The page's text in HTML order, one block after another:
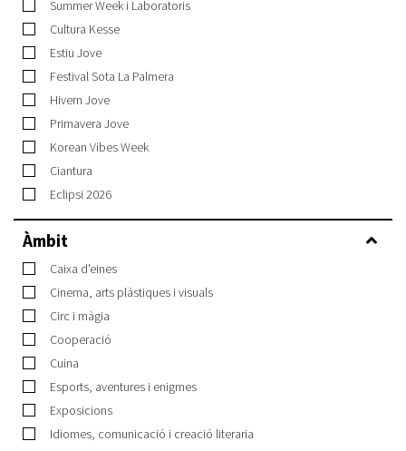
Summer Week i Laboratoris
Cultura Kesse
Estiu Jove
Festival Sota La Palmera
Hivern Jove
Primavera Jove
Korean Vibes Week
Ciantura
Eclipsi 2026
Àmbit
Caixa d'eines
Cinema, arts plàstiques i visuals
Circ i màgia
Cooperació
Cuina
Esports, aventures i enigmes
Exposicions
Idiomes, comunicació i creació literaria